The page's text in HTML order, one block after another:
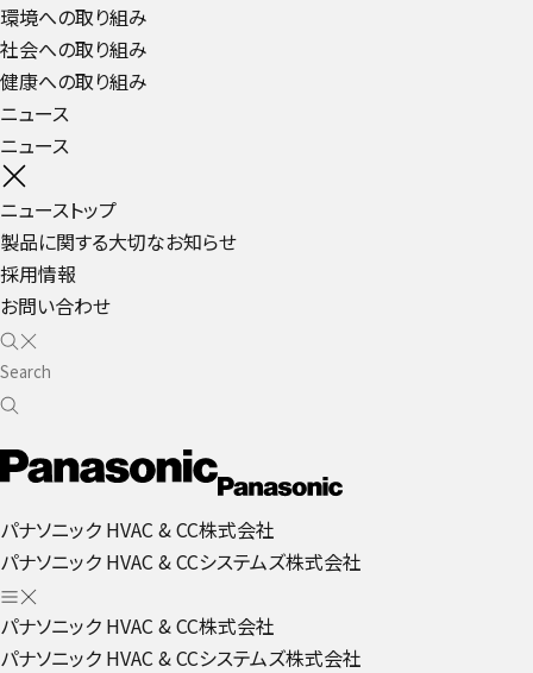
環境への取り組み
社会への取り組み
健康への取り組み
ニュース
ニュース
ニューストップ
製品に関する大切なお知らせ
採用情報
お問い合わせ
パナソニック HVAC & CC株式会社
パナソニック HVAC & CCシステムズ株式会社
パナソニック HVAC & CC株式会社
パナソニック HVAC & CCシステムズ株式会社